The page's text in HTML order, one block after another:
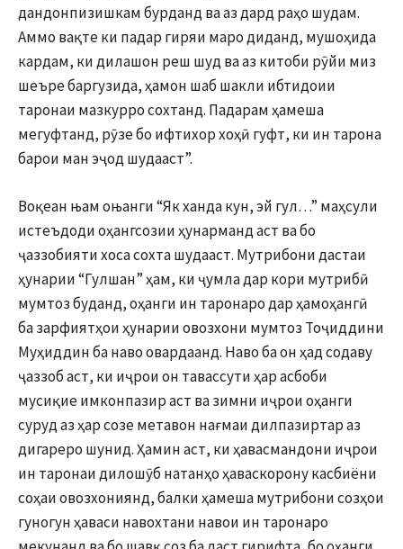
дандонпизишкам бурданд ва аз дард раҳо шудам.
Аммо вақте ки падар гиряи маро диданд, мушоҳида
кардам, ки дилашон реш шуд ва аз китоби рӯйи миз
шеъре баргузида, ҳамон шаб шакли ибтидоии
таронаи мазкурро сохтанд. Падарам ҳамеша
мегуфтанд, рӯзе бо ифтихор хоҳӣ гуфт, ки ин тарона
барои ман эҷод шудааст”.
Воқеан њам оњанги “Як ханда кун, эй гул…” маҳсули
истеъдоди оҳангсозии ҳунарманд аст ва бо
ҷаззобияти хоса сохта шудааст. Мутрибони дастаи
ҳунарии “Гулшан” ҳам, ки ҷумла дар кори мутрибӣ
мумтоз буданд, оҳанги ин таронаро дар ҳамоҳангӣ
ба зарфиятҳои ҳунарии овозхони мумтоз Тоҷиддини
Муҳиддин ба наво овардаанд. Наво ба он ҳад содаву
ҷаззоб аст, ки иҷрои он тавассути ҳар асбоби
мусиқие имконпазир аст ва зимни иҷрои оҳанги
суруд аз ҳар созе метавон нағмаи дилпазиртар аз
дигареро шунид. Ҳамин аст, ки ҳавасмандони иҷрои
ин таронаи дилошӯб натанҳо ҳаваскорону касбиёни
соҳаи овозхониянд, балки ҳамеша мутрибони созҳои
гуногун ҳаваси навохтани навои ин таронаро